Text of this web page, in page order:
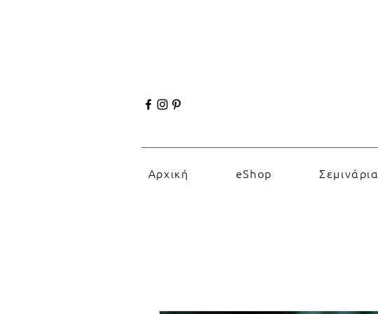
Αρχική eShop Σεμινάρια